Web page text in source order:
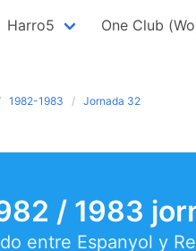
Harro5 One Club
1982-1983 Jornada 32
/ 1983
entre Espanyol y